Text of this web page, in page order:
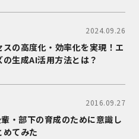
2024.09.26
スの高度化・効率化を実現！エ
生成AI活用方法とは？
2016.09.27
輩・部下の育成のために意識し
めてみた